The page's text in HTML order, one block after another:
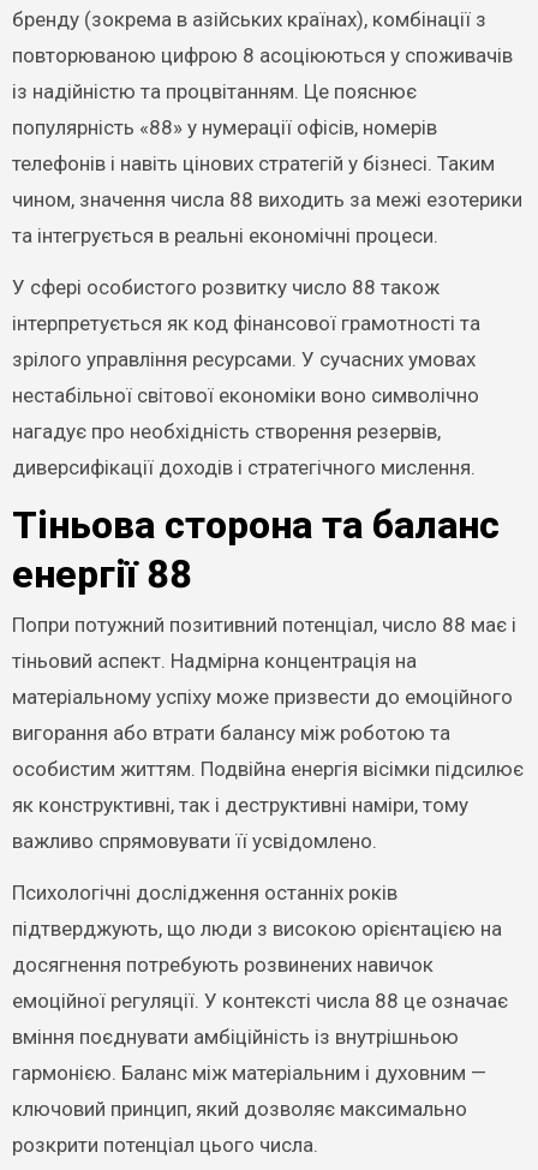
бренду (зокрема в азійських країнах), комбінації з
повторюваною цифрою 8 асоціюються у споживачів
із надійністю та процвітанням. Це пояснює
популярність «88» у нумерації офісів, номерів
телефонів і навіть цінових стратегій у бізнесі. Таким
чином, значення числа 88 виходить за межі езотерики
та інтегрується в реальні економічні процеси.
У сфері особистого розвитку число 88 також
інтерпретується як код фінансової грамотності та
зрілого управління ресурсами. У сучасних умовах
нестабільної світової економіки воно символічно
нагадує про необхідність створення резервів,
диверсифікації доходів і стратегічного мислення.
Тіньова сторона та баланс
енергії 88
Попри потужний позитивний потенціал, число 88 має і
тіньовий аспект. Надмірна концентрація на
матеріальному успіху може призвести до емоційного
вигорання або втрати балансу між роботою та
особистим життям. Подвійна енергія вісімки підсилює
як конструктивні, так і деструктивні наміри, тому
важливо спрямовувати її усвідомлено.
Психологічні дослідження останніх років
підтверджують, що люди з високою орієнтацією на
досягнення потребують розвинених навичок
емоційної регуляції. У контексті числа 88 це означає
вміння поєднувати амбіційність із внутрішньою
гармонією. Баланс між матеріальним і духовним —
ключовий принцип, який дозволяє максимально
розкрити потенціал цього числа.